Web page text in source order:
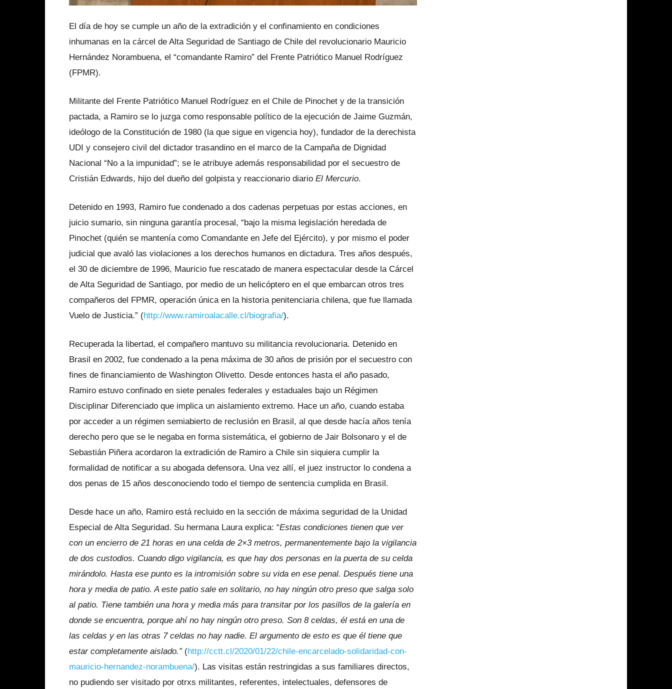
El día de hoy se cumple un año de la extradición y el confinamiento en condiciones
inhumanas en la cárcel de Alta Seguridad de Santiago de Chile del revolucionario Mauricio
Hernández Norambuena, el “comandante Ramiro” del Frente Patriótico Manuel Rodríguez
(FPMR).
Militante del Frente Patriótico Manuel Rodríguez en el Chile de Pinochet y de la transición
pactada, a Ramiro se lo juzga como responsable político de la ejecución de Jaime Guzmán,
ideólogo de la Constitución de 1980 (la que sigue en vigencia hoy), fundador de la derechista
UDI y consejero civil del dictador trasandino en el marco de la Campaña de Dignidad
Nacional “No a la impunidad”; se le atribuye además responsabilidad por el secuestro de
Cristián Edwards, hijo del dueño del golpista y reaccionario diario El Mercurio.
Detenido en 1993, Ramiro fue condenado a dos cadenas perpetuas por estas acciones, en
juicio sumario, sin ninguna garantía procesal, “bajo la misma legislación heredada de
Pinochet (quién se mantenía como Comandante en Jefe del Ejército), y por mismo el poder
judicial que avaló las violaciones a los derechos humanos en dictadura. Tres años después,
el 30 de diciembre de 1996, Mauricio fue rescatado de manera espectacular desde la Cárcel
de Alta Seguridad de Santiago, por medio de un helicóptero en el que embarcan otros tres
compañeros del FPMR, operación única en la historia penitenciaria chilena, que fue llamada
Vuelo de Justicia.” (http://www.ramiroalacalle.cl/biografia/).
Recuperada la libertad, el compañero mantuvo su militancia revolucionaria. Detenido en
Brasil en 2002, fue condenado a la pena máxima de 30 años de prisión por el secuestro con
fines de financiamiento de Washington Olivetto. Desde entonces hasta el año pasado,
Ramiro estuvo confinado en siete penales federales y estaduales bajo un Régimen
Disciplinar Diferenciado que implica un aislamiento extremo. Hace un año, cuando estaba
por acceder a un régimen semiabierto de reclusión en Brasil, al que desde hacía años tenía
derecho pero que se le negaba en forma sistemática, el gobierno de Jair Bolsonaro y el de
Sebastián Piñera acordaron la extradición de Ramiro a Chile sin siquiera cumplir la
formalidad de notificar a su abogada defensora. Una vez allí, el juez instructor lo condena a
dos penas de 15 años desconociendo todo el tiempo de sentencia cumplida en Brasil.
Desde hace un año, Ramiro está recluido en la sección de máxima seguridad de la Unidad
Especial de Alta Seguridad. Su hermana Laura explica: “Estas condiciones tienen que ver
con un encierro de 21 horas en una celda de 2×3 metros, permanentemente bajo la vigilancia
de dos custodios. Cuando digo vigilancia, es que hay dos personas en la puerta de su celda
mirándolo. Hasta ese punto es la intromisión sobre su vida en ese penal. Después tiene una
hora y media de patio. A este patio sale en solitario, no hay ningún otro preso que salga solo
al patio. Tiene también una hora y media más para transitar por los pasillos de la galería en
donde se encuentra, porque ahí no hay ningún otro preso. Son 8 celdas, él está en una de
las celdas y en las otras 7 celdas no hay nadie. El argumento de esto es que él tiene que
estar completamente aislado.”(http://cctt.cl/2020/01/22/chile-encarcelado-solidaridad-con-
mauricio-hernandez-norambuena/). Las visitas están restringidas a sus familiares directos,
no pudiendo ser visitado por otrxs militantes, referentes, intelectuales, defensores de